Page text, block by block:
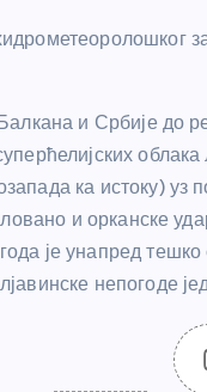
и Србије до
ка истоку) уз
и орканске
је унапред тешко
непогоде